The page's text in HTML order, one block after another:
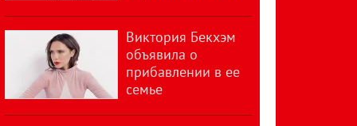
Виктория Бекхэм
объявила о
прибавлении в ее
семье